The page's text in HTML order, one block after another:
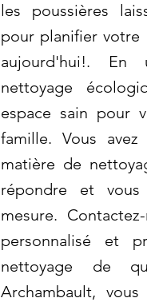
les poussières
pour planifier votre
aujourd'hui!.
nettoyage
espace sain pour
famille. Vous
matière de
répondre et
mesure.
personnalisé et
nettoyage de
Archambault,